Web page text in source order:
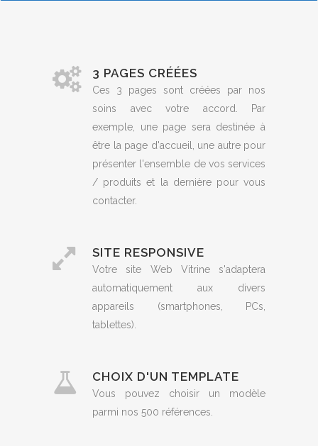
3 PAGES CRÉÉES
Ces 3 pages sont créées par nos
soins avec votre accord. Par
exemple, une page sera destinée à
être la page d'accueil, une autre pour
présenter l'ensemble de vos services
/ produits et la dernière pour vous
contacter.
SITE RESPONSIVE
Votre site Web Vitrine s'adaptera
automatiquement aux divers
appareils (smartphones, PCs,
tablettes).
CHOIX D'UN TEMPLATE
Vous pouvez choisir un modèle
parmi nos 500 références.